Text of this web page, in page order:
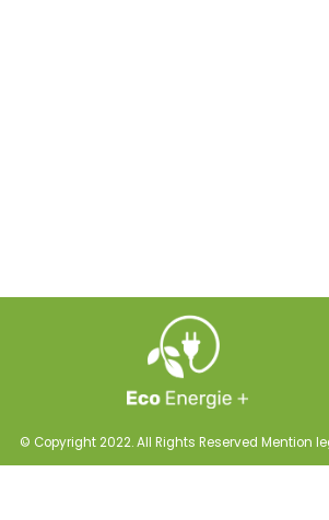
© Copyright 2022. All Rights ReservedMention